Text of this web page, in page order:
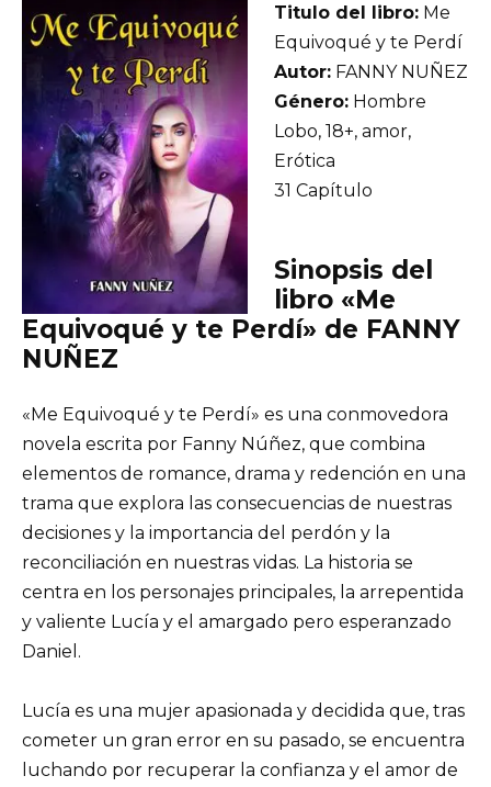
Titulo del libro: Me
Equivoqué y te Perdí
Autor: FANNY NUÑEZ
Género: Hombre
Lobo, 18+, amor,
Erótica
31 Capítulo
Sinopsis del
libro «Me
Equivoqué y te Perdí» de FANNY
NUÑEZ
«Me Equivoqué y te Perdí» es una conmovedora
novela escrita por Fanny Núñez, que combina
elementos de romance, drama y redención en una
trama que explora las consecuencias de nuestras
decisiones y la importancia del perdón y la
reconciliación en nuestras vidas. La historia se
centra en los personajes principales, la arrepentida
y valiente Lucía y el amargado pero esperanzado
Daniel.
Lucía es una mujer apasionada y decidida que, tras
cometer un gran error en su pasado, se encuentra
luchando por recuperar la confianza y el amor de